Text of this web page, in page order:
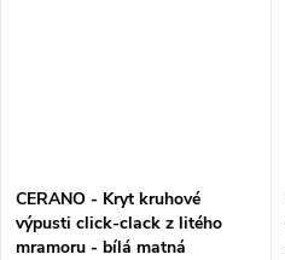
CERANO - Kryt kruhové
výpusti click-clack z litého
mramoru - bílá matná